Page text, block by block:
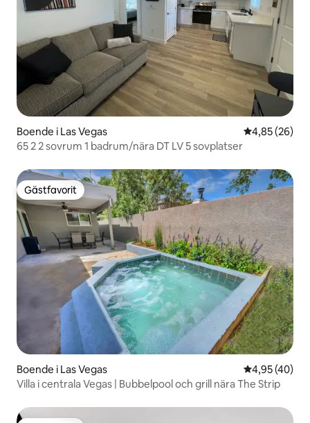
Boende i Las Vegas 4,85 av 5 i
4,85 (26)
65 2 2 sovrum 1 badrum/nära DT LV 5 sovplatser
Gästfavorit
Gästfavorit
Boende i Las Vegas 4,95 av 5 i
4,95 (40)
Villa i centrala Vegas | Bubbelpool och grill nära The Strip